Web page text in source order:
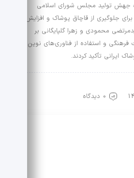
جهش تولید مجلس شورای اسلامی
برای جلوگیری از قاچاق پوشاک و افزایش
محمودی و زهرا گلپایگانی بر
و استفاده از فناوری‌های نوین
ایرانی تأکید کردند.
0 دیدگاه